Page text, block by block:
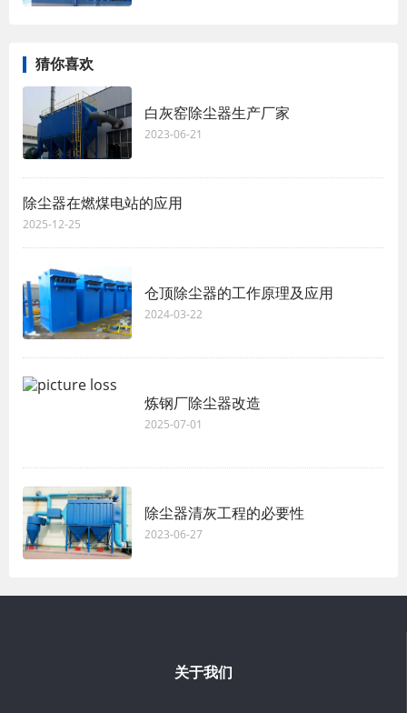
猜你喜欢
白灰窑除尘器生产厂家
2023-06-21
除尘器在燃煤电站的应用
2025-12-25
仓顶除尘器的工作原理及应用
2024-03-22
炼钢厂除尘器改造
2025-07-01
除尘器清灰工程的必要性
2023-06-27
关于我们